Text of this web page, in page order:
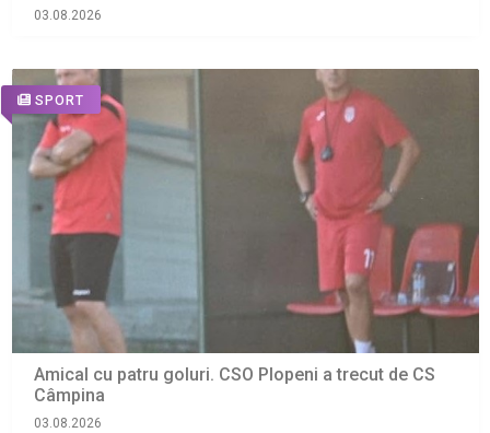
03.08.2026
SPORT
Amical cu patru goluri. CSO Plopeni a trecut de CS
Câmpina
03.08.2026